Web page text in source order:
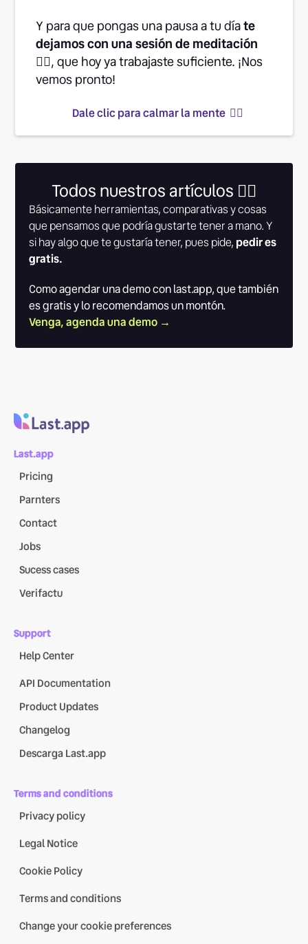
Y para que pongas una pausa a tu díate
dejamos con una sesión de meditación
👉🏽, que hoy ya trabajaste suficiente. ¡Nos
vemos pronto!
Dale clic para calmar la mente 👆🏾
Todos nuestros artículos 👇🏾
Básicamente herramientas, comparativas y cosas
que pensamos que podría gustarte tener a mano. Y
si hay algo que te gustaría tener, pues pide, pedir es
gratis.
Como agendar una demo con last.app, que también
es gratis y lo recomendamos un montón.
Venga, agenda una demo →
Last.app
Pricing
Parnters
Contact
Jobs
Sucess cases
Verifactu
Support
Help Center
API Documentation
Product Updates
Changelog
Descarga Last.app
Terms and conditions
Privacy policy
Legal Notice
Cookie Policy
Terms and conditions
Change your cookie preferences